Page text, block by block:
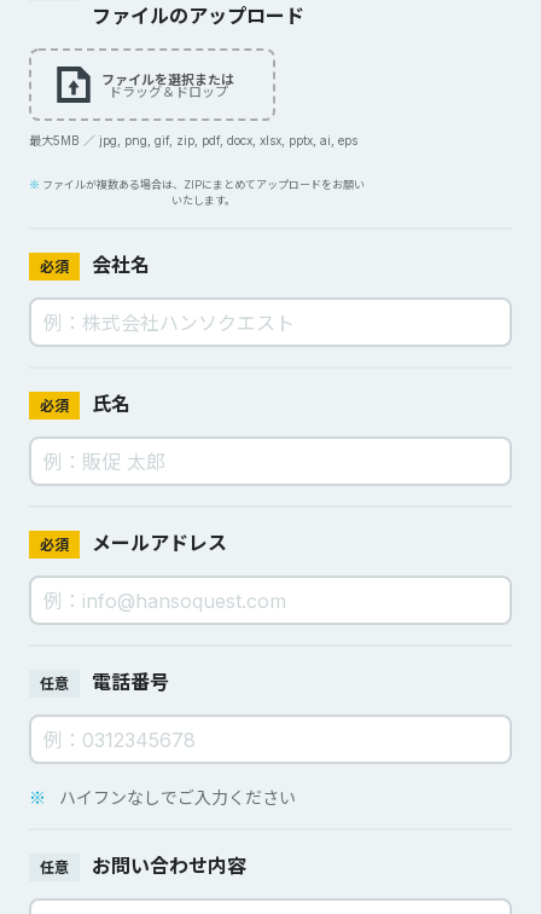
ファイルのアップロード
ファイルを選択または
ドラッグ＆ドロップ
最大5MB ／ jpg, png, gif, zip, pdf, docx, xlsx, pptx, ai, eps
ファイルが複数ある場合は、ZIPにまとめてアップロードをお願い
いたします。
必須 会社名
必須 氏名
必須 メールアドレス
任意 電話番号
※ ハイフンなしでご入力ください
任意 お問い合わせ内容